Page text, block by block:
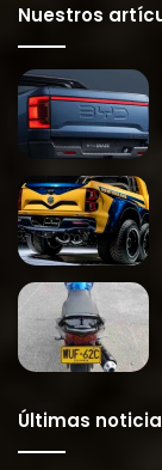
Nuestros
Últimas